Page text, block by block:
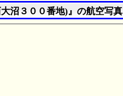
沼３００番地)』の航空写真